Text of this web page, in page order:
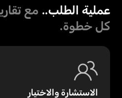
عملية الطلب.. مع
كل خطوة.
الاستشارة والاختيار